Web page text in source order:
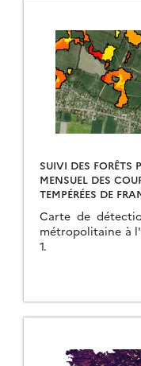
SUIVI DES FORÊTS
MENSUEL DES
TEMPÉRÉES DE
Carte de
métropolitaine à
1.